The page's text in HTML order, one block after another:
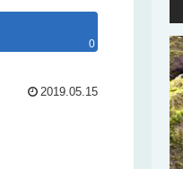
0
2019.05.15